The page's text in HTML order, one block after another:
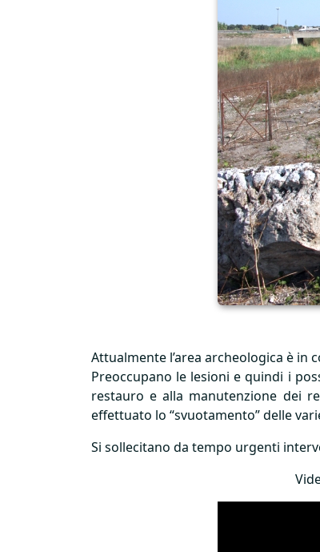
Attualmente l’area archeologica è
Preoccupano le lesioni e quindi i
restauro e alla manutenzione dei
effettuato lo “svuotamento” delle
Si sollecitano da tempo urgenti